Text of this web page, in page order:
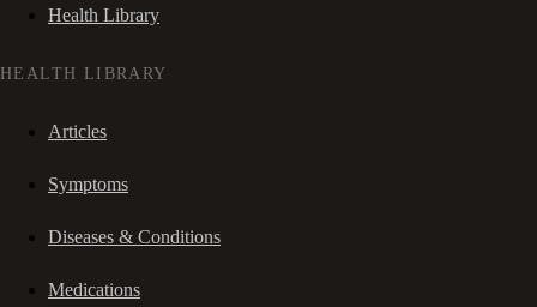
Health Library
HEALTH LIBRARY
Articles
Symptoms
Diseases & Conditions
Medications